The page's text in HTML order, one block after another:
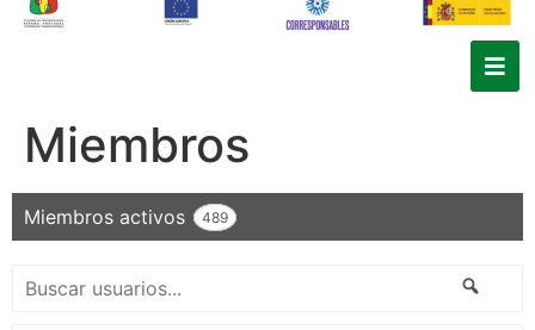
Miembros
Miembros activos 489
usuarios...